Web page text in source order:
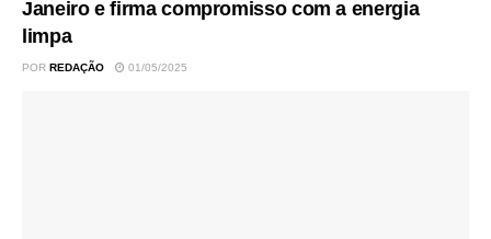
Janeiro e firma compromisso com a energia
limpa
POR REDAÇÃO 01/05/2025